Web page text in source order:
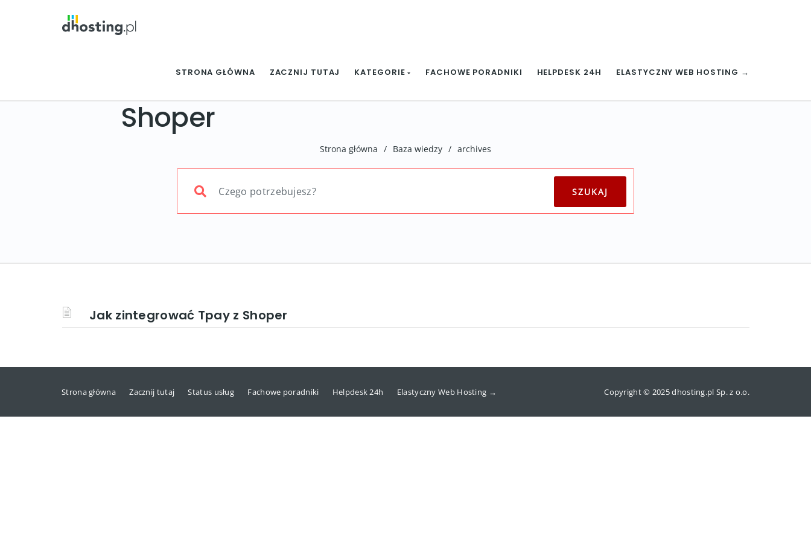
STRONA GŁÓWNA ZACZNIJ TUTAJ KATEGORIE FACHOWE PORADNIKI HELPDESK 24H ELASTYCZNY WEB HOSTING →
Shoper
Strona główna / Baza wiedzy / archives
Jak zintegrować Tpay z Shoper
Strona główna Zacznij tutaj Status usług Fachowe poradniki Helpdesk 24h Elastyczny Web Hosting → Copyright © 2025 dhosting.pl Sp. z o.o.